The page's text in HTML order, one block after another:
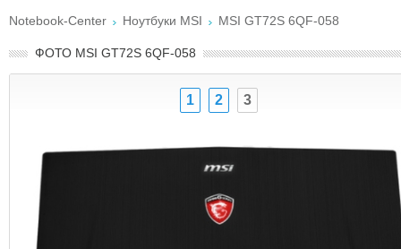
Notebook-Center Ноутбуки MSI MSI GT72S 6QF-058
ФОТО MSI GT72S 6QF-058
1 2 3